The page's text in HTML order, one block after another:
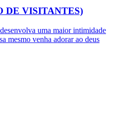
DE VISITANTES)
uma maior intimidade
mesmo venha adorar ao deus